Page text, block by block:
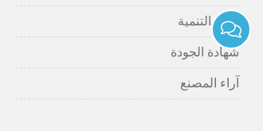
تاريخ التنمية
شهادة الجودة
آراء المصنع